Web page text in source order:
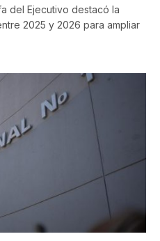
del Ejecutivo destacó la
2025 y 2026 para ampliar